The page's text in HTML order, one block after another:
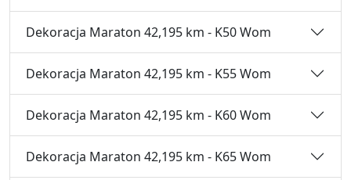
Dekoracja Maraton 42,195 km - K50 Wom
Dekoracja Maraton 42,195 km - K55 Wom
Dekoracja Maraton 42,195 km - K60 Wom
Dekoracja Maraton 42,195 km - K65 Wom